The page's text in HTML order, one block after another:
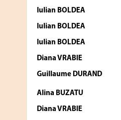
Iulian BOLDEA
Iulian BOLDEA
Iulian BOLDEA
Diana VRABIE
Guillaume DURAND
Alina BUZATU
Diana VRABIE